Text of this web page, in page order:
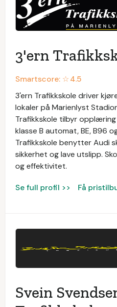
3'ern
Smartscore: ☆4.5
3'ern Trafikkskole driver
lokaler på Marienlyst
Trafikkskole tilbyr opplæring
klasse B automat, BE, B96
Trafikkskole benytter Audi
sikkerhet og lave utslipp.
og effektivitet.
Se full profil >> Få
Svein